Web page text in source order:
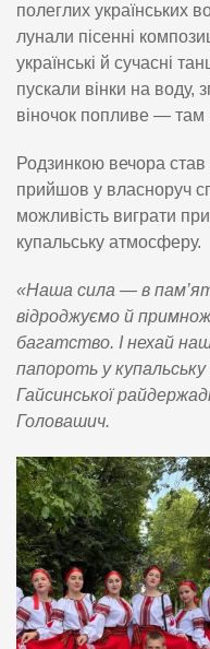
полеглих українських
лунали пісенні
українські й сучасні
пускали вінки на воду,
віночок попливе —
Родзинкою вечора став
прийшов у власноруч
можливість виграти
купальську атмосферу.
«Наша сила — в
відроджуємо й
багатство. І нехай
папороть у
Гайсинської
Головашич.